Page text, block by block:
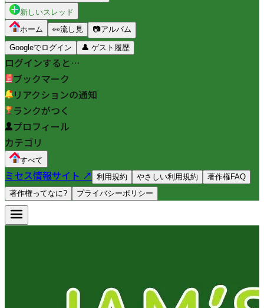
新しいスレッド
ホーム
👀流し見 📷アルバム
Googleでログイン 👤 ゲスト履歴
ログインすると…
ブックマーク
リアクションの通知
ランクがつく
プロフィール
カテゴリ
すべて
ミセス情報サイト ↗ 利用規約 やさしい利用規約
著作権FAQ
著作権ってなに?
プライバシーポリシー